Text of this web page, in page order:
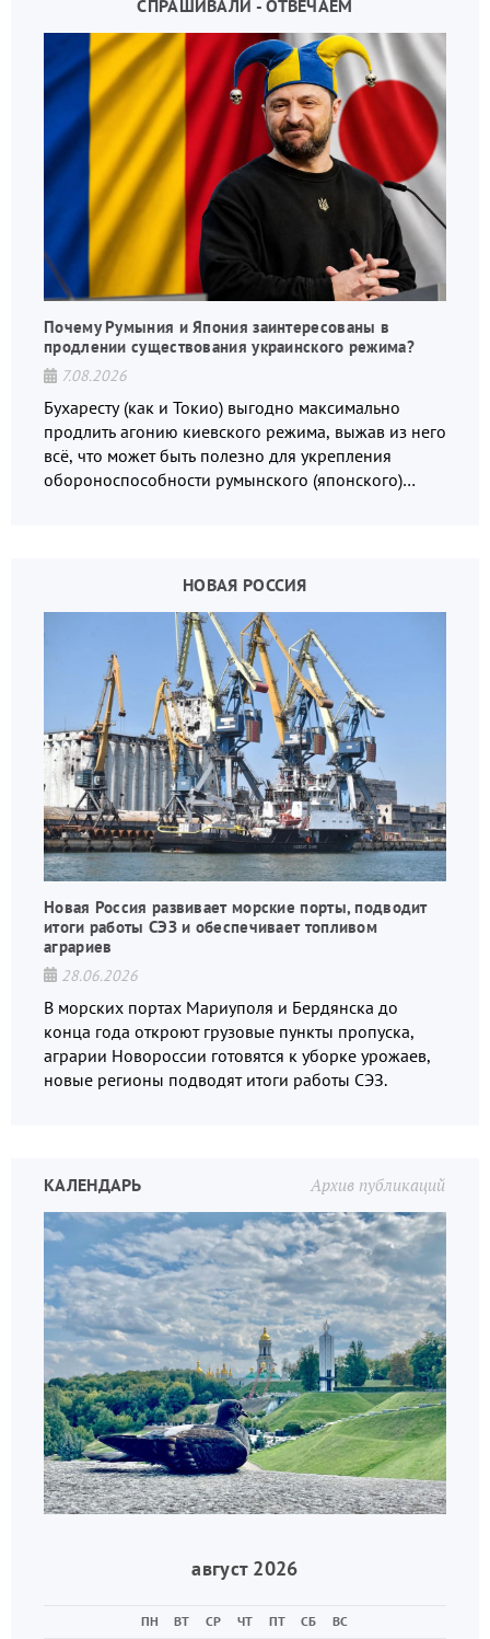
СПРАШИВАЛИ - ОТВЕЧАЕМ
Почему Румыния и Япония заинтересованы в
продлении существования украинского режима?
7.08.2026
Бухаресту (как и Токио) выгодно максимально
продлить агонию киевского режима, выжав из него
всё, что может быть полезно для укрепления
обороноспособности румынского (японского)
НОВАЯ РОССИЯ
Новая Россия развивает морские порты, подводит
итоги работы СЭЗ и обеспечивает топливом
аграриев
28.06.2026
В морских портах Мариуполя и Бердянска до
конца года откроют грузовые пункты пропуска,
аграрии Новороссии готовятся к уборке урожаев,
новые регионы подводят итоги работы СЭЗ.
Архив публикаций
КАЛЕНДАРЬ
август 2026
ПН ВТ СР ЧТ ПТ СБ
ВС